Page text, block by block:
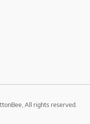
All rights reserved.